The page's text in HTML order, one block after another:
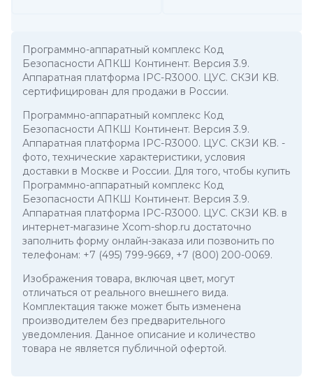
Программно-аппаратный комплекс Код
Безопасности АПКШ Континент. Версия 3.9.
Аппаратная платформа IPC-R3000. ЦУС. СКЗИ KB.
сертифицирован для продажи в России.
Программно-аппаратный комплекс Код
Безопасности АПКШ Континент. Версия 3.9.
Аппаратная платформа IPC-R3000. ЦУС. СКЗИ KB. -
фото, технические характеристики, условия
доставки в Москве и России. Для того, чтобы купить
Программно-аппаратный комплекс Код
Безопасности АПКШ Континент. Версия 3.9.
Аппаратная платформа IPC-R3000. ЦУС. СКЗИ KB. в
интернет-магазине Xcom-shop.ru достаточно
заполнить форму онлайн-заказа или позвонить по
телефонам: +7 (495) 799-9669, +7 (800) 200-0069.
Изображения товара, включая цвет, могут
отличаться от реального внешнего вида.
Комплектация также может быть изменена
производителем без предварительного
уведомления. Данное описание и количество
товара не является публичной офертой.